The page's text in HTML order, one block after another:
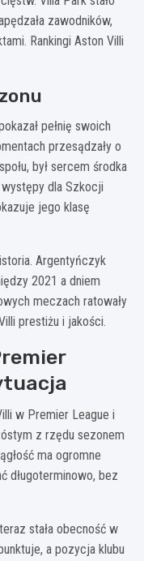
zawodników,
Rankingi Aston Villi
pełnię swoich
przesądzały o
był sercem środka
dla Szkocji
jego klasę
Argentyńczyk
2021 a dniem
meczach ratowały
prestiżu i jakości.
w Premier League i
z rzędu sezonem
ma ogromne
długoterminowo, bez
stała obecność w
a pozycja klubu